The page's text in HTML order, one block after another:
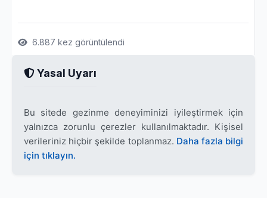
6.887 kez görüntülendi
Yasal Uyarı
Bu sitede gezinme deneyiminizi iyileştirmek için
yalnızca zorunlu çerezler kullanılmaktadır. Kişisel
verileriniz hiçbir şekilde toplanmaz. Daha fazla bilgi
için tıklayın.